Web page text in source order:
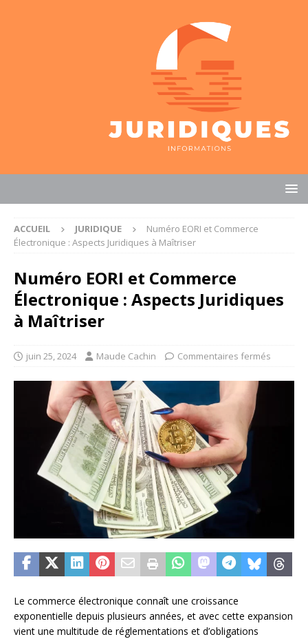
ACCUEIL JURIDIQUE
Numéro EORI et Commerce
Électronique : Aspects Juridiques à Maîtriser
Numéro EORI et Commerce
Électronique : Aspects Juridiques
à Maîtriser
juin 25, 2024 Maude Cachin Commentaires fermés
Le commerce électronique connaît une croissance
exponentielle depuis plusieurs années, et avec cette expansion
vient une multitude de réglementations et d’obligations